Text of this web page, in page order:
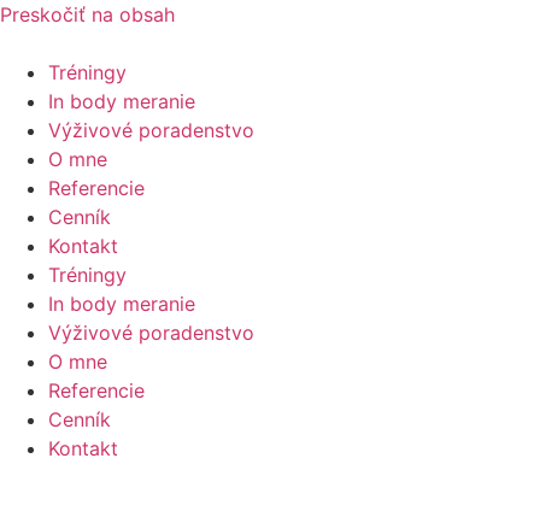
Preskočiť na obsah
Tréningy
In body meranie
Výživové poradenstvo
O mne
Referencie
Cenník
Kontakt
Tréningy
In body meranie
Výživové poradenstvo
O mne
Referencie
Cenník
Kontakt